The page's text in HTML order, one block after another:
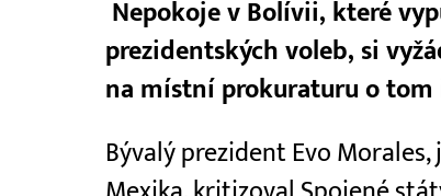
Nepokoje v Bolívii, které
prezidentských voleb, si
na místní prokuraturu o tom
Bývalý prezident Evo